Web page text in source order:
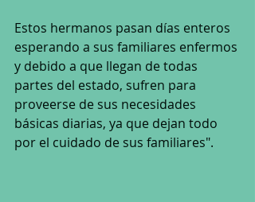
Estos hermanos pasan días enteros
esperando a sus familiares enfermos
y debido a que llegan de todas
partes del estado, sufren para
proveerse de sus necesidades
básicas diarias, ya que dejan todo
por el cuidado de sus familiares".